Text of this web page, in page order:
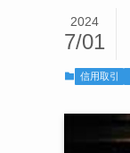
2024
7/01
信用取引